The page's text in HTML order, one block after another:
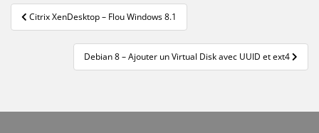
Navigation
de
Citrix XenDesktop – Flou Windows 8.1
Debian 8 – Ajouter un Virtual Disk avec UUID et ext4